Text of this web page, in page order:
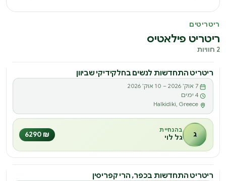
ריטריטים
ריטריט פילאטיס
2 חוויות
ריטריט
ר
ריטריט התחדשות לנשים בחלקידיקי שביוון
7 אוק׳ 2026 – 10 אוק׳ 2026
4 ימים
Halkidiki, Greece
ג בהנחיית
גל לוי ₪ 6290
ריטריט
ריטריט התחדשות בכפר, הרי קפריסין